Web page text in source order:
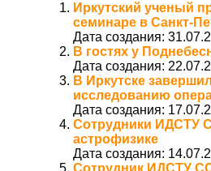
Иркутский ученый
семинаре в Санкт-
Дата создания:
В гостях у
Дата создания:
В Иркутске
исследованию
Дата создания:
Сотрудники ИДСТУ
астрофизике
Дата создания:
Сотрудник ИДСТУ